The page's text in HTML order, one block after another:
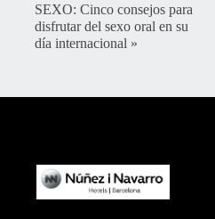
SEXO: Cinco consejos para
disfrutar del sexo oral en su
día internacional »